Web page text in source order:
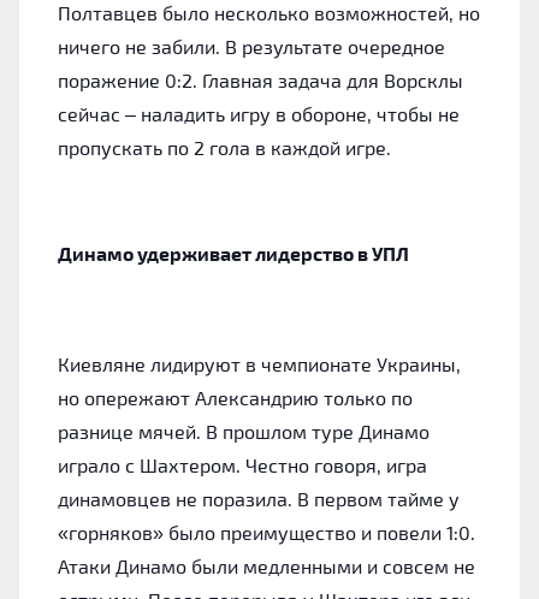
Полтавцев было несколько возможностей, но
ничего не забили. В результате очередное
поражение 0:2. Главная задача для Ворсклы
сейчас – наладить игру в обороне, чтобы не
пропускать по 2 гола в каждой игре.
Динамо удерживает лидерство в УПЛ
Киевляне лидируют в чемпионате Украины,
но опережают Александрию только по
разнице мячей. В прошлом туре Динамо
играло с Шахтером. Честно говоря, игра
динамовцев не поразила. В первом тайме у
«горняков» было преимущество и повели 1:0.
Атаки Динамо были медленными и совсем не